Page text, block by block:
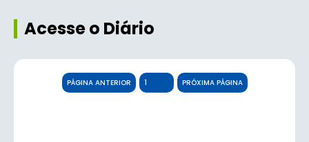
Acesse o Diário
PÁGINA ANTERIOR PRÓXIMA PÁGINA